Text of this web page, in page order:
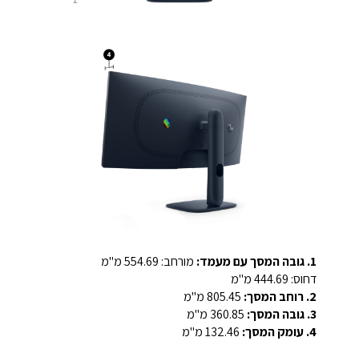
1. גובה המסך עם מעמד:
מורחב: ‎554.69 מ"מ
דחוס: ‎444.69 מ"מ
2. רוחב המסך:
3. גובה המסך:
4. עומק המסך: